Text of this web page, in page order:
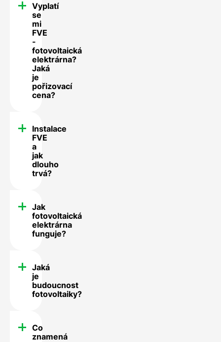
Vyplatí
se
mi
FVE
-
fotovoltaická
elektrárna?
Jaká
je
pořizovací
cena?
Instalace
FVE
a
jak
dlouho
trvá?
Jak
fotovoltaická
elektrárna
funguje?
Jaká
je
budoucnost
fotovoltaiky?
Co
znamená